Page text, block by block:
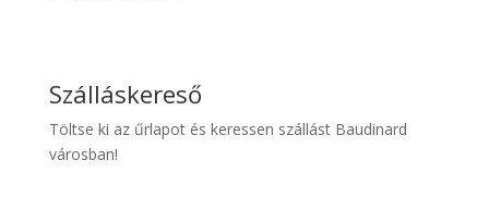
Szálláskereső
Töltse ki az űrlapot és keressen szállást Baudinard
városban!